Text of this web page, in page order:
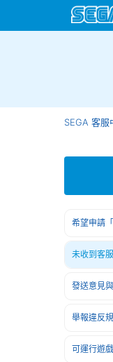
SEGA 客服
希望申請
未收到客
發送意見
舉報違反
可運行遊